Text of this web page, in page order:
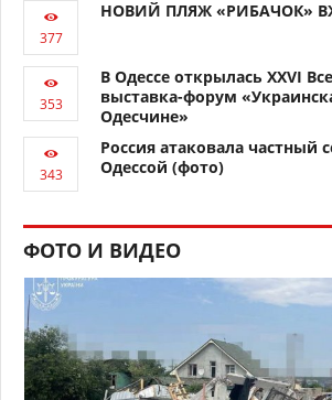
НОВИЙ ПЛЯЖ «РИБАЧОК»
В Одессе открылась XXVI
выставка-форум
Одесчине»
Россия атаковала частный
Одессой (фото)
ФОТО И ВИДЕО